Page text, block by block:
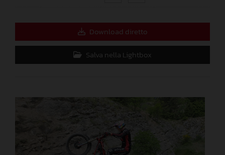
Download diretto
Salva nella Lightbox